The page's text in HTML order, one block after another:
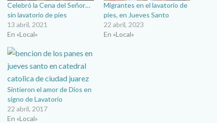
Celebró la Cena del Señor…
sin lavatorio de pies
13 abril, 2021
En «Local»
Migrantes en el lavatorio de
pies, en Jueves Santo
22 abril, 2023
En «Local»
Sintieron el amor de Dios en
signo de Lavatorio
22 abril, 2017
En «Local»